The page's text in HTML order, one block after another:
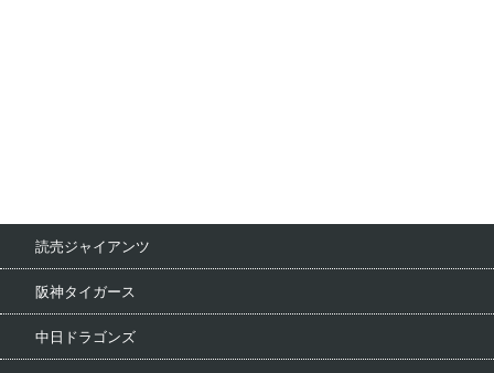
読売ジャイアンツ
阪神タイガース
中日ドラゴンズ